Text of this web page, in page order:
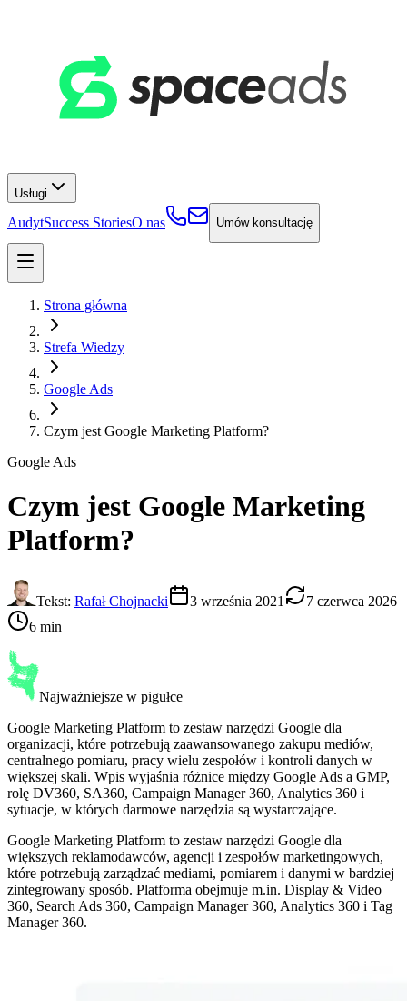
Usługi
AudytSuccess StoriesO nas Umów konsultację
Strona główna
Strefa Wiedzy
Google Ads
Czym jest Google Marketing Platform?
Google Ads
Czym jest Google Marketing
Platform?
Tekst: Rafał Chojnacki 3 września 2021
7 czerwca 2026
6 min
Najważniejsze w pigułce
Google Marketing Platform to zestaw narzędzi Google dla
organizacji, które potrzebują zaawansowanego zakupu mediów,
centralnego pomiaru, pracy wielu zespołów i kontroli danych w
większej skali. Wpis wyjaśnia różnice między Google Ads a GMP,
rolę DV360, SA360, Campaign Manager 360, Analytics 360 i
sytuacje, w których darmowe narzędzia są wystarczające.
Google Marketing Platform to zestaw narzędzi Google dla
większych reklamodawców, agencji i zespołów marketingowych,
które potrzebują zarządzać mediami, pomiarem i danymi w bardziej
zintegrowany sposób. Platforma obejmuje m.in. Display & Video
360, Search Ads 360, Campaign Manager 360, Analytics 360 i Tag
Manager 360.